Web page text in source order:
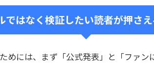
ではなく検証したい読者が押さ
めには、まず「公式発表」と「ファン